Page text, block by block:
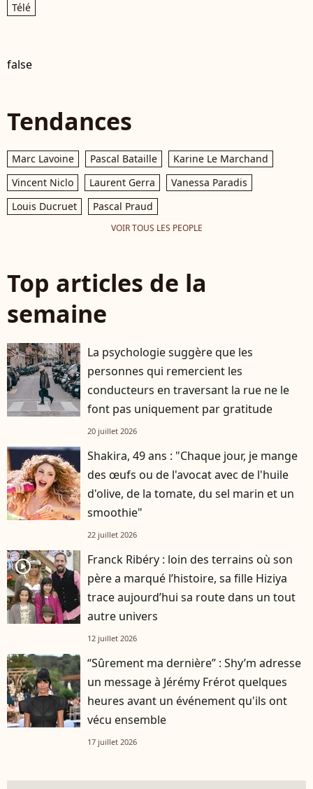
Télé
false
Tendances
Marc Lavoine Pascal Bataille
Karine Le Marchand
Vincent Niclo
Laurent Gerra
Vanessa Paradis
Louis Ducruet
Pascal Praud
VOIR TOUS LES PEOPLE
Top articles de la
semaine
La psychologie suggère que les
personnes qui remercient les
conducteurs en traversant la rue ne le
font pas uniquement par gratitude
20 juillet 2026
Shakira, 49 ans : "Chaque jour, je mange
des œufs ou de l'avocat avec de l'huile
d'olive, de la tomate, du sel marin et un
smoothie"
22 juillet 2026
player2
Franck Ribéry : loin des terrains où son
père a marqué l’histoire, sa fille Hiziya
trace aujourd’hui sa route dans un tout
autre univers
12 juillet 2026
“Sûrement ma dernière” : Shy’m adresse
un message à Jérémy Frérot quelques
heures avant un événement qu'ils ont
vécu ensemble
17 juillet 2026